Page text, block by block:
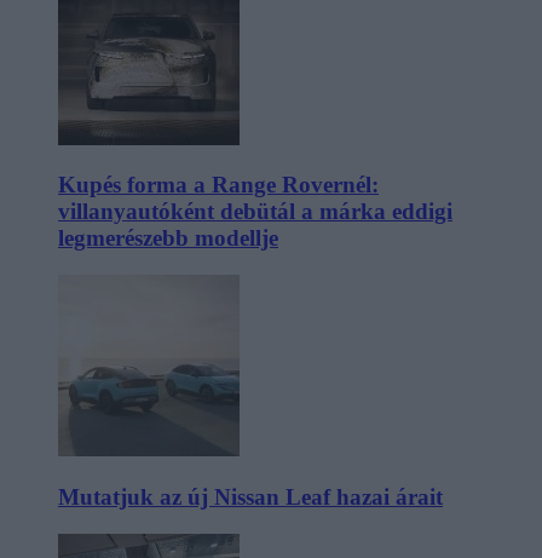
Kupés forma a Range Rovernél:
villanyautóként debütál a márka eddigi
legmerészebb modellje
Mutatjuk az új Nissan Leaf hazai árait